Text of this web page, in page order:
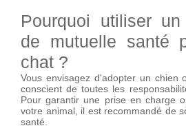
Pourquoi utiliser un
de mutuelle santé
chat ?
Vous envisagez d'adopter un chien
conscient de toutes les
Pour garantir une prise en charge
votre animal, il est recommandé de
santé.